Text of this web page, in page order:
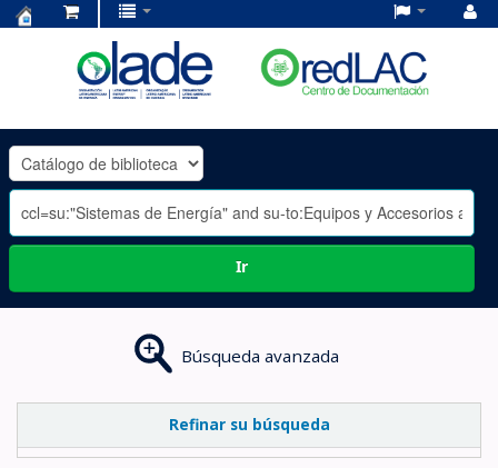
OLADE
-
Ir
Búsqueda avanzada
Refinar su búsqueda